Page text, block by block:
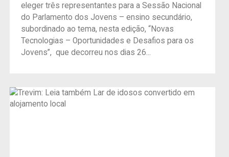
eleger três representantes para a Sessão Nacional
do Parlamento dos Jovens – ensino secundário,
subordinado ao tema, nesta edição, “Novas
Tecnologias – Oportunidades e Desafios para os
Jovens”, que decorreu nos dias 26...